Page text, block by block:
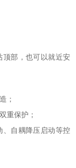
部，也可以就近安
；
重保护；
、自耦降压启动等控